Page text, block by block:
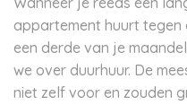
appartement huurt tegen
een derde van je
we over duurhuur. De
niet zelf voor en zouden